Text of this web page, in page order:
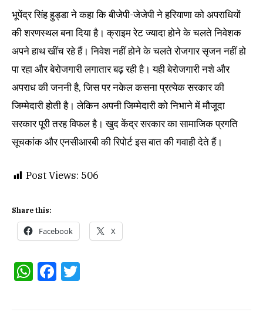
भूपेंद्र सिंह हुड्डा ने कहा कि बीजेपी-जेजेपी ने हरियाणा को अपराधियों
की शरणस्थल बना दिया है। क्राइम रेट ज्यादा होने के चलते निवेशक
अपने हाथ खींच रहे हैं। निवेश नहीं होने के चलते रोजगार सृजन नहीं हो
पा रहा और बेरोजगारी लगातार बढ़ रही है। यही बेरोजगारी नशे और
अपराध की जननी है, जिस पर नकेल कसना प्रत्येक सरकार की
जिम्मेदारी होती है। लेकिन अपनी जिम्मेदारी को निभाने में मौजूदा
सरकार पूरी तरह विफल है। खुद केंद्र सरकार का सामाजिक प्रगति
सूचकांक और एनसीआरबी की रिपोर्ट इस बात की गवाही देते हैं।
Post Views: 506
Share this:
Facebook X
WhatsApp
Facebook